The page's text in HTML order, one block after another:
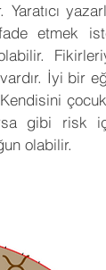
etmek
İyi bir
gibi risk
olabilir.